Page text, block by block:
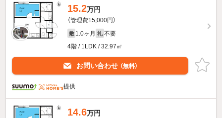
15.2万円
（管理費15,000円）
敷 1.0ヶ月 礼 不要
4階 / 1LDK / 32.97㎡
お問い合わせ （無料）
提供
14.6万円